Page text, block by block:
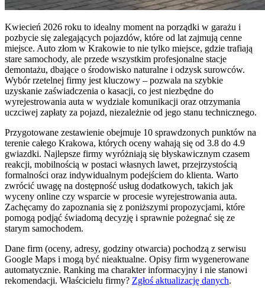
Kwiecień 2026 roku to idealny moment na porządki w garażu i
pozbycie się zalegających pojazdów, które od lat zajmują cenne
miejsce. Auto złom w Krakowie to nie tylko miejsce, gdzie trafiają
stare samochody, ale przede wszystkim profesjonalne stacje
demontażu, dbające o środowisko naturalne i odzysk surowców.
Wybór rzetelnej firmy jest kluczowy – pozwala na szybkie
uzyskanie zaświadczenia o kasacji, co jest niezbędne do
wyrejestrowania auta w wydziale komunikacji oraz otrzymania
uczciwej zapłaty za pojazd, niezależnie od jego stanu technicznego.
Przygotowane zestawienie obejmuje 10 sprawdzonych punktów na
terenie całego Krakowa, których oceny wahają się od 3.8 do 4.9
gwiazdki. Najlepsze firmy wyróżniają się błyskawicznym czasem
reakcji, mobilnością w postaci własnych lawet, przejrzystością
formalności oraz indywidualnym podejściem do klienta. Warto
zwrócić uwagę na dostępność usług dodatkowych, takich jak
wyceny online czy wsparcie w procesie wyrejestrowania auta.
Zachęcamy do zapoznania się z poniższymi propozycjami, które
pomogą podjąć świadomą decyzję i sprawnie pożegnać się ze
starym samochodem.
Dane firm (oceny, adresy, godziny otwarcia) pochodzą z serwisu
Google Maps i mogą być nieaktualne. Opisy firm wygenerowane
automatycznie. Ranking ma charakter informacyjny i nie stanowi
rekomendacji. Właścicielu firmy? Zgłoś aktualizację danych.